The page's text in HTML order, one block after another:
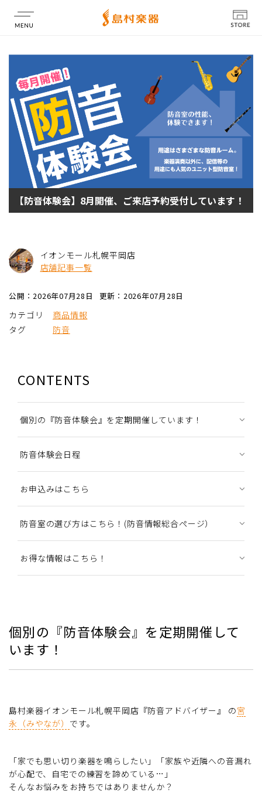
店舗情報
【防音体験会】8月開催、ご来店予約受付しています！
イオンモール札幌平岡店
店舗記事一覧
公開：2026年07月28日 更新：2026年07月28日
カテゴリ
商品情報
タグ
防音
CONTENTS
個別の『防音体験会』を定期開催しています！
防音体験会日程
お申込みはこちら
防音室の選び方はこちら！(防音情報総合ページ）
お得な情報はこちら！
個別の『防音体験会』を定期開催して
います！
島村楽器イオンモール札幌平岡店『防音アドバイザー』 の宮
永（みやなが） です。
「家でも思い切り楽器を鳴らしたい」「家族や近隣への音漏れ
が心配で、自宅での練習を諦めている…」
そんなお悩みをお持ちではありませんか？